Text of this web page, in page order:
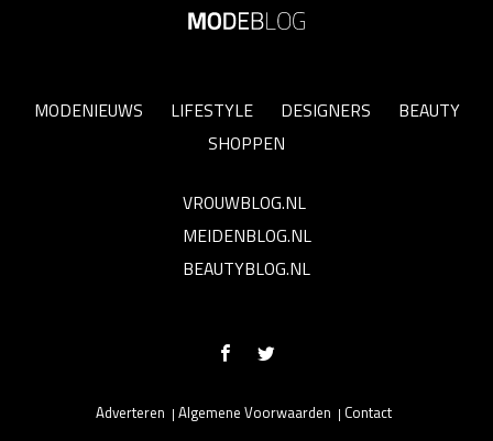
MODENIEUWS LIFESTYLE DESIGNERS
BEAUTY
SHOPPEN
VROUWBLOG.NL
MEIDENBLOG.NL
BEAUTYBLOG.NL
Adverteren Algemene Voorwaarden Contact